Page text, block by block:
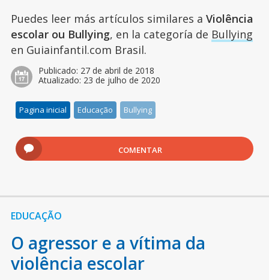
Puedes leer más artículos similares a Violência
escolar ou Bullying, en la categoría de Bullying
en Guiainfantil.com Brasil.
Publicado: 27 de abril de 2018
Atualizado: 23 de julho de 2020
Pagina inicial Educação Bullying
COMENTAR
EDUCAÇÃO
O agressor e a vítima da
violência escolar